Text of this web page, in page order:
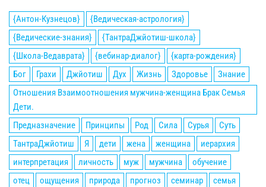
{Антон-Кузнецов}
{Ведическая-астрология}
{Ведические-знания}
{ТантраДжйотиш-школа}
{Школа-Ведаврата}
{вебинар-диалог}
{карта-рождения}
Бог
Грахи Джйотиш Дух Жизнь Здоровье
Знание
Отношения Взаимоотношения мужчина-женщина Брак Семья
Дети.
Предназначение
Принципы Род Сила Сурья
Суть
ТантраДжйотиш
Я дети жена женщина
иерархия
интерпретация
личность муж мужчина
обучение
отец
ощущения природа прогноз семинар
семья